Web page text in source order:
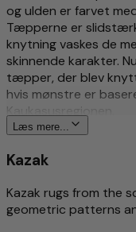
og ulden er farvet
Tæpperne er
knytning vaskes de
skinnende karakter.
tæpper, der blev
hvis mønstre er
Kaukasusregionen.
Rigt detaljeret
Tidløst design
Læs mere...
Kazak
Kazak rugs from the
geometric patterns